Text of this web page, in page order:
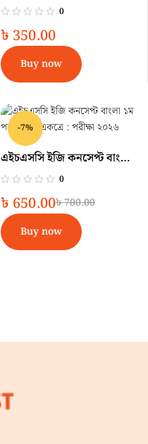
একাদশ ও দ্বাদশ শ্রেণি
0
৳ 350.00
Buy now
-7%
এইচএসসি ইজি কনসেপ্ট বাংলা
১ম পত্র ৪ খন্ড একত্রে : পরীক্ষা
0
৳700.00
৳ 650.00
Buy now